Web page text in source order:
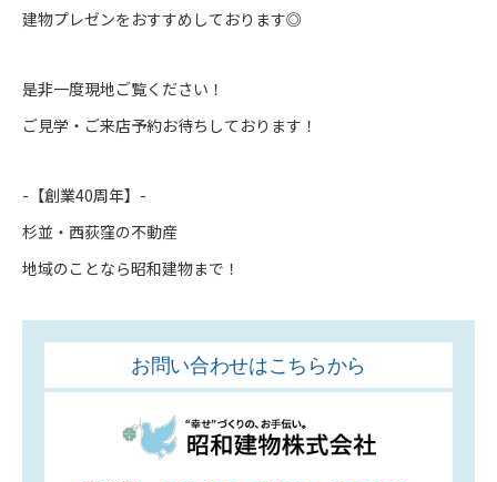
建物プレゼンをおすすめしております◎
是非一度現地ご覧ください！
ご見学・ご来店予約お待ちしております！
-【創業40周年】-
杉並・西荻窪の不動産
地域のことなら昭和建物まで！
お問い合わせはこちらから